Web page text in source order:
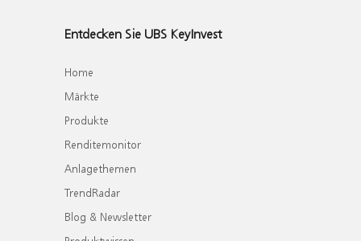
Entdecken Sie UBS KeyInvest
Home
Märkte
Produkte
Renditemonitor
Anlagethemen
TrendRadar
Blog & Newsletter